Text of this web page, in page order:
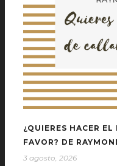
¿QUIERES HACER
FAVOR? DE
3 agosto, 2026